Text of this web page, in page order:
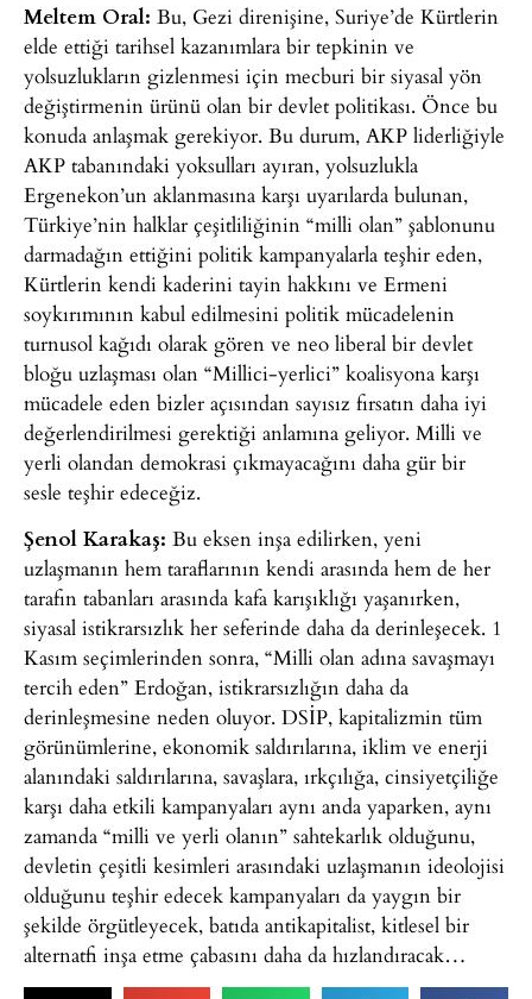
Meltem Oral: Bu, Gezi direnişine, Suriye’de Kürtlerin
elde ettiği tarihsel kazanımlara bir tepkinin ve
yolsuzlukların gizlenmesi için mecburi bir siyasal yön
değiştirmenin ürünü olan bir devlet politikası. Önce bu
konuda anlaşmak gerekiyor. Bu durum, AKP liderliğiyle
AKP tabanındaki yoksulları ayıran, yolsuzlukla
Ergenekon’un aklanmasına karşı uyarılarda bulunan,
Türkiye’nin halklar çeşitliliğinin “milli olan” şablonunu
darmadağın ettiğini politik kampanyalarla teşhir eden,
Kürtlerin kendi kaderini tayin hakkını ve Ermeni
soykırımının kabul edilmesini politik mücadelenin
turnusol kağıdı olarak gören ve neo liberal bir devlet
bloğu uzlaşması olan “Millici-yerlici” koalisyona karşı
mücadele eden bizler açısından sayısız fırsatın daha iyi
değerlendirilmesi gerektiği anlamına geliyor. Milli ve
yerli olandan demokrasi çıkmayacağını daha gür bir
sesle teşhir edeceğiz.
Şenol Karakaş: Bu eksen inşa edilirken, yeni
uzlaşmanın hem taraflarının kendi arasında hem de her
tarafın tabanları arasında kafa karışıklığı yaşanırken,
siyasal istikrarsızlık her seferinde daha da derinleşecek. 1
Kasım seçimlerinden sonra, “Milli olan adına savaşmayı
tercih eden” Erdoğan, istikrarsızlığın daha da
derinleşmesine neden oluyor. DSİP, kapitalizmin tüm
görünümlerine, ekonomik saldırılarına, iklim ve enerji
alanındaki saldırılarına, savaşlara, ırkçılığa, cinsiyetçiliğe
karşı daha etkili kampanyaları aynı anda yaparken, aynı
zamanda “milli ve yerli olanın” sahtekarlık olduğunu,
devletin çeşitli kesimleri arasındaki uzlaşmanın ideolojisi
olduğunu teşhir edecek kampanyaları da yaygın bir
şekilde örgütleyecek, batıda antikapitalist, kitlesel bir
alternatfi inşa etme çabasını daha da hızlandıracak…